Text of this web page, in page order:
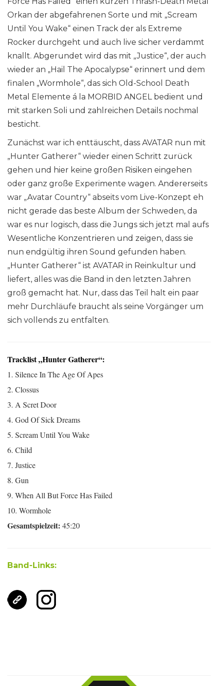
Orkan der abgefahrenen Sorte und mit „Scream
Until You Wake“ einen Track der als Extreme
Rocker durchgeht und auch live sicher verdammt
knallt. Abgerundet wird das mit „Justice“, der auch
wieder an „Hail The Apocalypse“ erinnert und dem
finalen „Wormhole“, das sich Old-School Death
Metal Elemente á la MORBID ANGEL bedient und
mit starken Soli und zahlreichen Details nochmal
besticht.
Zunächst war ich enttäuscht, dass AVATAR nun mit
„Hunter Gatherer“ wieder einen Schritt zurück
gehen und hier keine großen Risiken eingehen
oder ganz große Experimente wagen. Andererseits
war „Avatar Country“ abseits vom Live-Konzept eh
nicht gerade das beste Album der Schweden, da
war es nur logisch, dass die Jungs sich jetzt mal aufs
Wesentliche Konzentrieren und zeigen, dass sie
nun endgültig ihren Sound gefunden haben.
„Hunter Gatherer“ ist AVATAR in Reinkultur und
liefert, alles was die Band in den letzten Jahren
groß gemacht hat. Nur, dass das Teil halt ein paar
mehr Durchläufe braucht als seine Vorgänger um
sich vollends zu entfalten.
Tracklist „Hunter Gatherer“:
1. Silence In The Age Of Apes
2. Clossus
3. A Scret Door
4. God Of Sick Dreams
5. Scream Until You Wake
6. Child
7. Justice
8. Gun
9. When All But Force Has Failed
10. Wormhole
Gesamtspielzeit: 45:20
Band-Links: